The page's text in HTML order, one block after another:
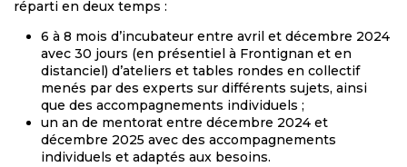
réparti en deux temps :
6 à 8 mois d’incubateur entre avril et décembre 2024
avec 30 jours (en présentiel à Frontignan et en
distanciel) d’ateliers et tables rondes en collectif
menés par des experts sur différents sujets, ainsi
que des accompagnements individuels ;
un an de mentorat entre décembre 2024 et
décembre 2025 avec des accompagnements
individuels et adaptés aux besoins.